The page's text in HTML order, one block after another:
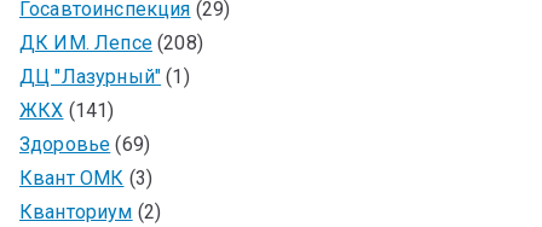
Госавтоинспекция (29)
ДК ИМ. Лепсе(208)
ДЦ "Лазурный" (1)
ЖКХ (141)
Здоровье (69)
Квант ОМК (3)
Кванториум (2)